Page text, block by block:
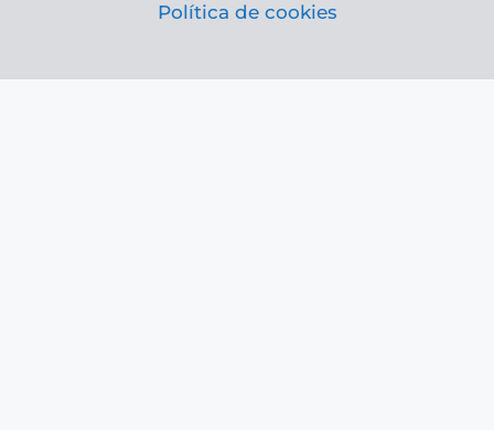
Política de cookies